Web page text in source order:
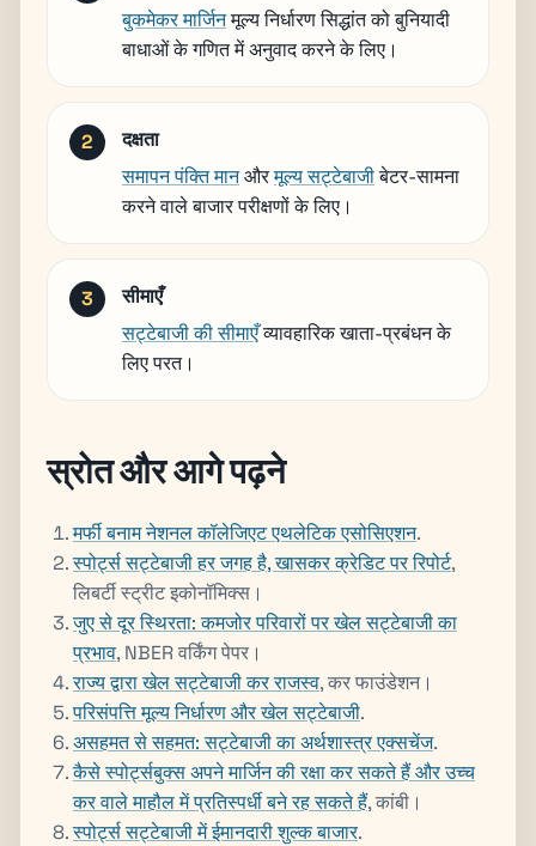
बुकमेकर मार्जिनमूल्य निर्धारण सिद्धांत को बुनियादी
बाधाओं के गणित में अनुवाद करने के लिए।
दक्षता
समापन पंक्ति मानऔरमूल्य सट्टेबाजीबेटर-सामना
करने वाले बाजार परीक्षणों के लिए।
सीमाएँ
सट्टेबाजी की सीमाएँव्यावहारिक खाता-प्रबंधन के
लिए परत।
स्रोत और आगे पढ़ने
मर्फी बनाम नेशनल कॉलेजिएट एथलेटिक एसोसिएशन.
स्पोर्ट्स सट्टेबाजी हर जगह है, खासकर क्रेडिट पर रिपोर्ट,
लिबर्टी स्ट्रीट इकोनॉमिक्स।
जुए से दूर स्थिरता: कमजोर परिवारों पर खेल सट्टेबाजी का
प्रभाव, NBER वर्किंग पेपर।
राज्य द्वारा खेल सट्टेबाजी कर राजस्व, कर फाउंडेशन।
परिसंपत्ति मूल्य निर्धारण और खेल सट्टेबाजी.
असहमत से सहमत: सट्टेबाजी का अर्थशास्त्र एक्सचेंज.
कैसे स्पोर्ट्सबुक्स अपने मार्जिन की रक्षा कर सकते हैं और उच्च
कर वाले माहौल में प्रतिस्पर्धी बने रह सकते हैं, कांबी।
स्पोर्ट्स सट्टेबाजी में ईमानदारी शुल्क बाजार.